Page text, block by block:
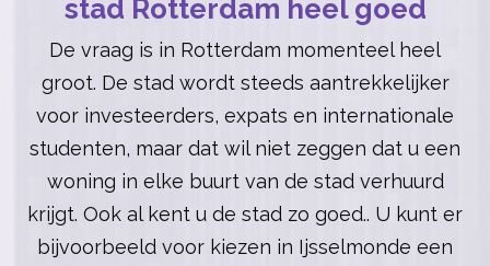
stad Rotterdam heel goed
De vraag is in Rotterdam momenteel heel
groot. De stad wordt steeds aantrekkelijker
voor investeerders, expats en internationale
studenten, maar dat wil niet zeggen dat u een
woning in elke buurt van de stad verhuurd
krijgt. Ook al kent u de stad zo goed.. U kunt er
bijvoorbeeld voor kiezen in Ijsselmonde een